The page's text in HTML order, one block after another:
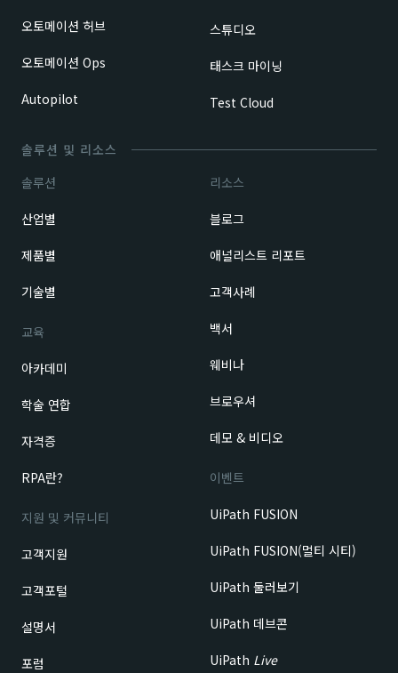
오토메이션 허브
오토메이션 Ops
Autopilot
스튜디오
태스크 마이닝
Test Cloud
솔루션 및 리소스
솔루션
산업별
제품별
기술별
교육
아카데미
학술 연합
자격증
RPA란?
지원 및 커뮤니티
고객지원
고객포털
설명서
포럼
리소스
블로그
애널리스트 리포트
고객사례
백서
웨비나
브로우셔
데모 & 비디오
이벤트
UiPath FUSION
UiPath FUSION(멀티 시티)
UiPath 둘러보기
UiPath 데브콘
UiPath Live